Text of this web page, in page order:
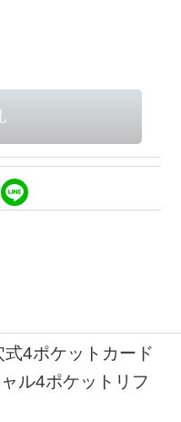
4ポケットカード
ル4ポケットリフ